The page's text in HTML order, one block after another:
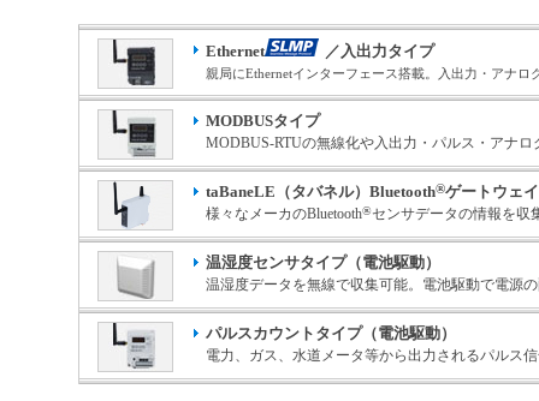
Ethernet ／入出力タイプ
親局にEthernetインターフェース搭載。入出力・アナ
MODBUSタイプ
MODBUS-RTUの無線化や入出力・パルス・アナ
taBaneLE（タバネル）Bluetooth®ゲートウェ
様々なメーカのBluetooth®センサデータの情報を収
温湿度センサタイプ（電池駆動）
温湿度データを無線で収集可能。電池駆動で電源
パルスカウントタイプ（電池駆動）
電力、ガス、水道メータ等から出力されるパルス